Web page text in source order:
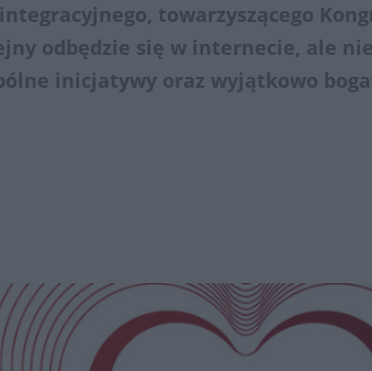
towarzyszącego
odbędzie się w internecie, ale
inicjatywy oraz wyjątkowo